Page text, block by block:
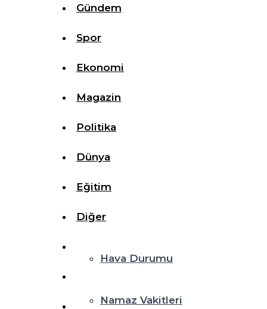
Gündem
Spor
Ekonomi
Magazin
Politika
Dünya
Eğitim
Diğer
Hava Durumu
Namaz Vakitleri